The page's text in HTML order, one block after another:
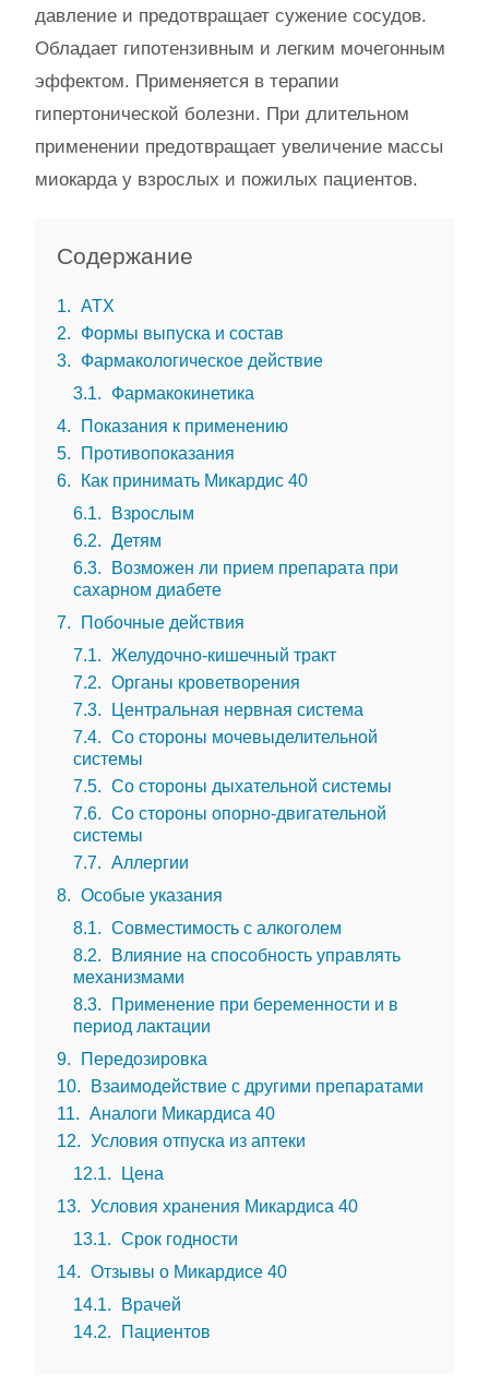
давление и предотвращает сужение сосудов.
Обладает гипотензивным и легким мочегонным
эффектом. Применяется в терапии
гипертонической болезни. При длительном
применении предотвращает увеличение массы
миокарда у взрослых и пожилых пациентов.
Содержание
1
АТХ
2
Формы выпуска и состав
3
Фармакологическое действие
3.1
Фармакокинетика
4
Показания к применению
5
Противопоказания
6
Как принимать Микардис 40
6.1
Взрослым
6.2
Детям
6.3
Возможен ли прием препарата при
сахарном диабете
7
Побочные действия
7.1
Желудочно-кишечный тракт
7.2
Органы кроветворения
7.3
Центральная нервная система
7.4
Со стороны мочевыделительной
системы
7.5
Со стороны дыхательной системы
7.6
Со стороны опорно-двигательной
системы
7.7
Аллергии
8
Особые указания
8.1
Совместимость с алкоголем
8.2
Влияние на способность управлять
механизмами
8.3
Применение при беременности и в
период лактации
9
Передозировка
10
Взаимодействие с другими препаратами
11
Аналоги Микардиса 40
12
Условия отпуска из аптеки
12.1
Цена
13
Условия хранения Микардиса 40
13.1
Срок годности
14
Отзывы о Микардисе 40
14.1
Врачей
14.2
Пациентов